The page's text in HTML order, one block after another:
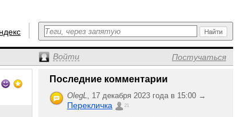
Войти Постучаться
Последние комментарии
OlegL, 17 декабря 2023 года в 15:00 →
Перекличка 21